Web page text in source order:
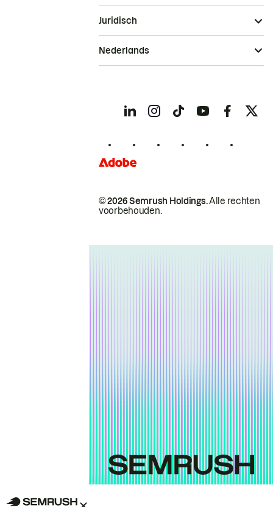
© 2026 Semrush Holdings.Alle rechten
voorbehouden.
Juridisch
Nederlands